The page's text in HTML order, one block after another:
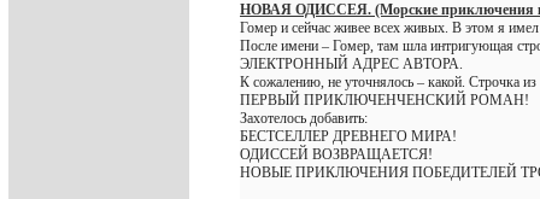
НОВАЯ ОДИССЕЯ. (Морские приключения
Гомер и сейчас живее всех живых. В этом я
После имени – Гомер, там шла интригующая
ЭЛЕКТРОННЫЙ АДРЕС АВТОРА.
К сожалению, не уточнялось – какой. Строчка из
ПЕРВЫЙ ПРИКЛЮЧЕНЧЕНСКИЙ РОМАН!
Захотелось добавить:
БЕСТСЕЛЛЕР ДРЕВНЕГО МИРА!
ОДИССЕЙ ВОЗВРАЩАЕТСЯ!
НОВЫЕ ПРИКЛЮЧЕНИЯ ПОБЕДИТЕЛЕЙ